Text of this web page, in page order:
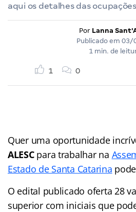
aqui os detalhes das ocupações
Por Lanna
Publicado em 03/
1 min. de
1 0
Quer uma oportunidade
ALESCpara trabalhar na
Estado de Santa Catarina
O edital publicado oferta 28
superior com iniciais que